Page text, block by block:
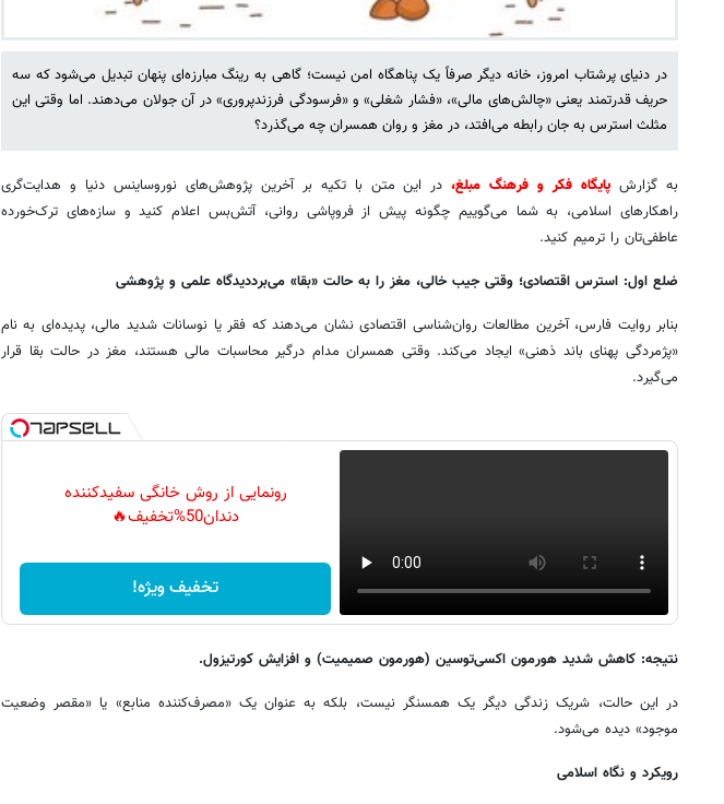
در دنیای پرشتاب امروز، خانه دیگر صرفاً یک پناهگاه امن نیست؛ گاهی به رینگ مبارزه‌ای پنهان تبدیل می‌شود که سه
حریف قدرتمند یعنی «چالش‌های مالی»، «فشار شغلی» و «فرسودگی فرزندپروری» در آن جولان می‌دهند. اما وقتی این
مثلث استرس به جان رابطه می‌افتد، در مغز و روان همسران چه می‌گذرد؟
به گزارش پایگاه فکر و فرهنگ مبلغ،در این متن با تکیه بر آخرین پژوهش‌های نوروساینس دنیا و هدایت‌گری
راهکارهای اسلامی، به شما می‌گوییم چگونه پیش از فروپاشی روانی، آتش‌بس اعلام کنید و سازه‌های ترک‌خورده
عاطفی‌تان را ترمیم کنید.
ضلع اول: استرس اقتصادی؛ وقتی جیب خالی، مغز را به حالت «بقا» می‌برددیدگاه علمی و پژوهشی
بنابر روایت فارس، آخرین مطالعات روان‌شناسی اقتصادی نشان می‌دهند که فقر یا نوسانات شدید مالی، پدیده‌ای به نام
«پژمردگی پهنای باند ذهنی» ایجاد می‌کند. وقتی همسران مدام درگیر محاسبات مالی هستند، مغز در حالت بقا قرار
می‌گیرد.
رونمایی از روش خانگی سفیدکننده
دندان50%تخفیف🔥
تخفیف ویژه!
نتیجه: کاهش شدید هورمون اکسی‌توسین (هورمون صمیمیت) و افزایش کورتیزول.
در این حالت، شریک زندگی دیگر یک همسنگر نیست، بلکه به عنوان یک «مصرف‌کننده منابع» یا «مقصر وضعیت
موجود» دیده می‌شود.
رویکرد و نگاه اسلامی